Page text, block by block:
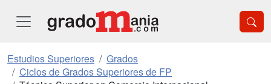
Estudios Superiores
Grados
Ciclos de Grados Superiores de FP